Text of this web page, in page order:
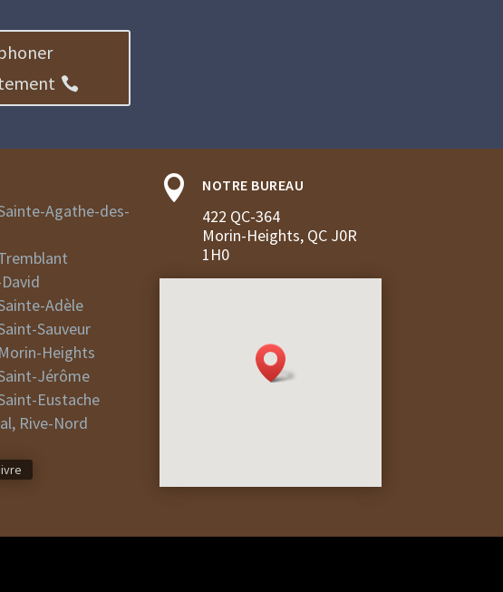
Agathe-des-
Adèle
Sauveur
Morin-Heights
Jérôme
Eustache
Rive-Nord
 NOTRE BUREAU
422 QC-364
Morin-Heights, QC J0R
1H0